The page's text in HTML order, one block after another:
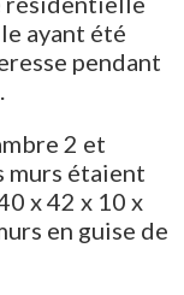
ayant été
pendant
2 et
murs étaient
x 42 x 10 x
en guise de